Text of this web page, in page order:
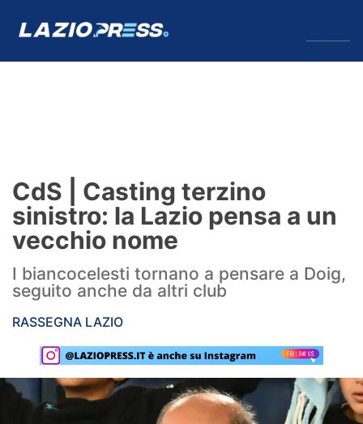
Formello
Infortuni
Primavera
Calciomercato
Lazio Women
Rassegna Lazio
CdS | Casting terzino
sinistro: la Lazio pensa a un
vecchio nome
I biancocelesti tornano a pensare a Doig,
seguito anche da altri club
RASSEGNA LAZIO